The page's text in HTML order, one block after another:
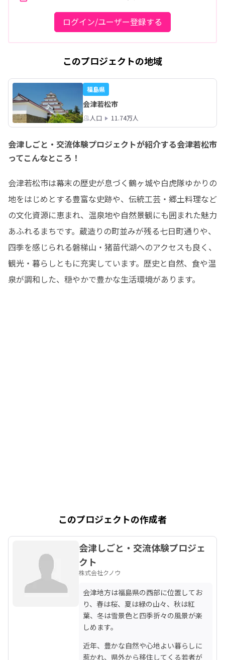
ログイン/ユーザー登録する
このプロジェクトの地域
福島県
会津若松市
人口 11.74万人
会津しごと・交流体験プロジェクトが紹介する会津若松市
ってこんなところ！
会津若松市は幕末の歴史が息づく鶴ヶ城や白虎隊ゆかりの
地をはじめとする豊富な史跡や、伝統工芸・郷土料理など
の文化資源に恵まれ、温泉地や自然景観にも囲まれた魅力
あふれるまちです。蔵造りの町並みが残る七日町通りや、
四季を感じられる磐梯山・猪苗代湖へのアクセスも良く、
観光・暮らしともに充実しています。歴史と自然、食や温
泉が調和した、穏やかで豊かな生活環境があります。
このプロジェクトの作成者
会津しごと・交流体験プロジェ
クト
株式会社クノウ
会津地方は福島県の西部に位置してお
り、春は桜、夏は緑の山々、秋は紅
葉、冬は雪景色と四季折々の風景が楽
しめます。
近年、豊かな自然や心地よい暮らしに
惹かれ、県外から移住してくる若者が